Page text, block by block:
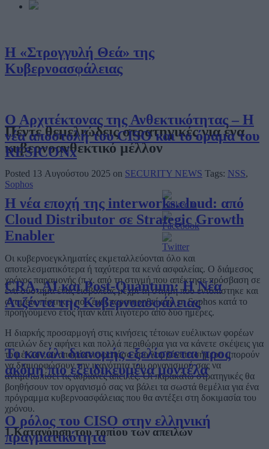
Η «Στρογγυλή Θεά» της
Κυβερνοασφάλειας
Ο Αρχιτέκτονας της Ανθεκτικότητας – Η
νέα αποστολή του CISO και το όραμα του
RESICONx
Η νέα εποχή της interworks.cloud: από
Cloud Distributor σε Strategic Growth
Enabler
CRA, AI και Post-Quantum: Η Νέα
Ατζέντα της Κυβερνοασφάλειας
Το κανάλι διανομής εξελίσσεται προς
ακόμη πιο εξειδικευμένα μοντέλα
Ο ρόλος του CISO στην ελληνική
πραγματικότητα
Πέντε θεμελιώδεις στρατηγικές για ένα
κυβερνοανθεκτικό μέλλον
Posted 13 Αυγούστου 2025 on SECURITY NEWS Tags: NSS,
Sophos
Οι κυβερνοεγκληματίες εκμεταλλεύονται όλο και
αποτελεσματικότερα ή ταχύτερα τα κενά ασφαλείας. Ο διάμεσος
χρόνος παραμονής (π.χ. από τη στιγμή που απέκτησε πρόσβαση σε
ένα σύστημα ένας εισβολέας μέχρι τη στιγμή που εντοπίστηκε και
αντιμετωπίστηκε) που έχει παρατηρηθεί από τη Sophos κατά το
προηγούμενο έτος ήταν κάτι λιγότερο από δύο ημέρες.
Η διαρκής προσαρμογή στις κινήσεις τέτοιων ευέλικτων φορέων
απειλών δεν αφήνει και πολλά περιθώρια για να κάνετε σκέψεις για
το μέλλον, οι αποφάσεις ωστόσο που λαμβάνετε σήμερα μπορούν
να διαμορφώσουν την ικανότητα του οργανισμού σας να
αντιμετωπίσει τις αυριανές απειλές. Οι παρακάτω στρατηγικές θα
βοηθήσουν τον οργανισμό σας να βάλει τα σωστά θεμέλια για ένα
πρόγραμμα κυβερνοασφάλειας που θα αντέξει στη δοκιμασία του
χρόνου.
1.Κατανόηση του τοπίου των απειλών